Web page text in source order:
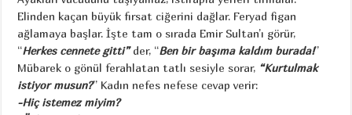
Elinden kaçan büyük fırsat ciğerini dağlar. Feryad figan
ağlamaya başlar. İşte tam o sırada Emir Sultan’ı görür,
“Herkes cennete gitti”der, “Ben bir başıma kaldım burada!”
Mübarek o gönül ferahlatan tatlı sesiyle sorar, “Kurtulmak
istiyor musun?” Kadın nefes nefese cevap verir:
-Hiç istemez miyim?